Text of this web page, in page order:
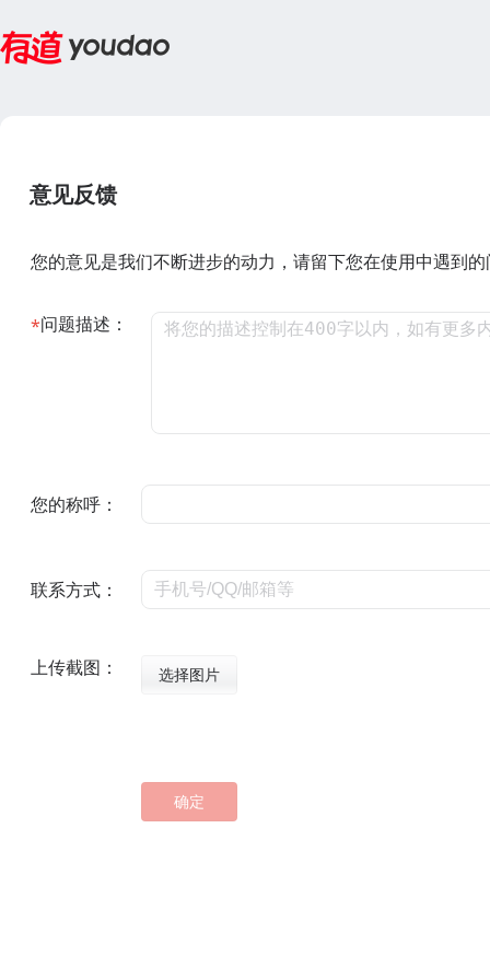
意见反馈
您的意见是我们不断进步的动力，请留下您在使用中遇到
问题描述：
您的称呼：
联系方式：
上传截图： 选择图片
确定